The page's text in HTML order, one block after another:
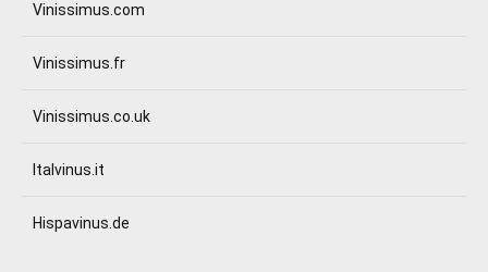
Vinissimus.com
Vinissimus.fr
Vinissimus.co.uk
Italvinus.it
Hispavinus.de